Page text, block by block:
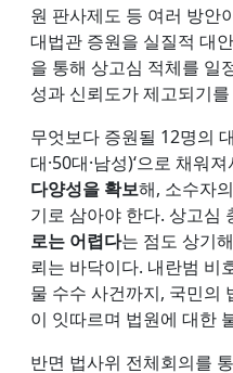
원 판사제도 등 여러 방안
대법관 증원을 실질적 대
을 통해 상고심 적체를 일
성과 신뢰도가 제고되기
무엇보다 증원될 12명의
대·50대·남성)‘으로 채워
다양성을 확보해, 소수자
기로 삼아야 한다. 상고심
로는 어렵다는 점도 상기
뢰는 바닥이다. 내란범 비
물 수수 사건까지, 국민의
이 잇따르며 법원에 대한
반면 법사위 전체회의를